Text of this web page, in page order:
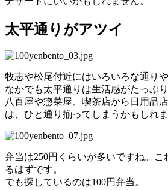
太平通りがアツイ
牧志や松尾付近にはいろいろな通り
なかでも太平通りは生活感がたっぷり
八百屋や惣菜屋、喫茶店から日用品
は、ひと通り揃ってしまうかもしれま
弁当は250円くらいが多いですね。こ
るはずです。
でも探しているのは100円弁当。